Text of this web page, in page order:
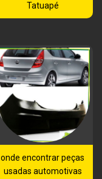
Tatuapé
onde encontrar peças
usadas automotivas